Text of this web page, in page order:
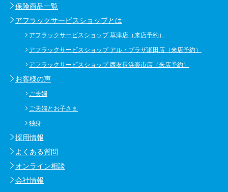
保険商品一覧
アフラックサービスショップとは
アフラックサービスショップ 草津店（来店予約）
アフラックサービスショップ アル・プラザ瀬田店（来店予約）
アフラックサービスショップ 西友長浜楽市店（来店予約）
お客様の声
ご夫婦
ご夫婦とお子さま
独身
採用情報
よくある質問
オンライン相談
会社情報